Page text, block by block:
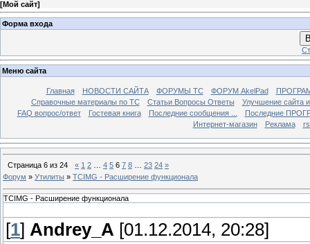
[Мой сайт]
Форма входа
Меню сайта
Главная НОВОСТИ САЙТА ФОРУМЫ TC ФОРУМ AkelPad
Справочные материалы по TС
Статьи Вопросы Ответы
Улучшение сайта
FAQ вопрос/ответ
Гостевая книга Последние сообщения ...
Последние
Интернет-магазин
Реклама
Страница 6 из 24 « 1 2 4 5 6 7 8 23 24 »
Форум » Утилиты » TCIMG - Расширение функционала
TCIMG - Расширение функционала
[1] Andrey_A [01.12.2014, 20:28]